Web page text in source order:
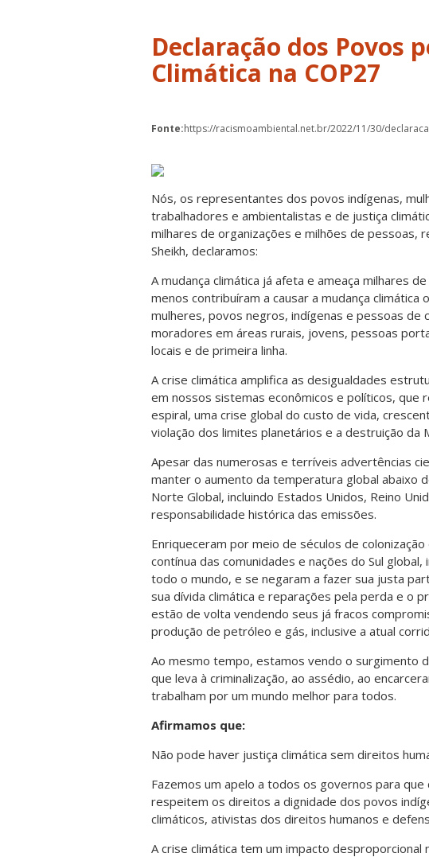
Declaração dos Povos
Climática na COP27
Fonte:https://racismoambiental.net.br/2022/11/30/
Nós, os representantes dos povos indígenas,
trabalhadores e ambientalistas e de justiça
milhares de organizações e milhões de pessoas,
Sheikh, declaramos:
A mudança climática já afeta e ameaça milhares
menos contribuíram a causar a mudança
mulheres, povos negros, indígenas e pessoas de
moradores em áreas rurais, jovens, pessoas
locais e de primeira linha.
A crise climática amplifica as desigualdades
em nossos sistemas econômicos e políticos, que
espiral, uma crise global do custo de vida,
violação dos limites planetários e a destruição da
Apesar das numerosas e terríveis advertências
manter o aumento da temperatura global abaixo
Norte Global, incluindo Estados Unidos, Reino
responsabilidade histórica das emissões.
Enriqueceram por meio de séculos de
contínua das comunidades e nações do Sul
todo o mundo, e se negaram a fazer sua justa
sua dívida climática e reparações pela perda e o
estão de volta vendendo seus já fracos
produção de petróleo e gás, inclusive a atual
Ao mesmo tempo, estamos vendo o surgimento
que leva à criminalização, ao assédio, ao
trabalham por um mundo melhor para todos.
Afirmamos que:
Não pode haver justiça climática sem direitos
Fazemos um apelo a todos os governos para
respeitem os direitos a dignidade dos povos
climáticos, ativistas dos direitos humanos e
A crise climática tem um impacto